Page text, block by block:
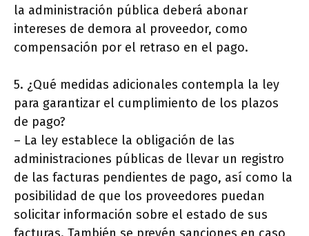
la administración pública deberá abonar
intereses de demora al proveedor, como
compensación por el retraso en el pago.
5. ¿Qué medidas adicionales contempla la ley
para garantizar el cumplimiento de los plazos
de pago?
– La ley establece la obligación de las
administraciones públicas de llevar un registro
de las facturas pendientes de pago, así como la
posibilidad de que los proveedores puedan
solicitar información sobre el estado de sus